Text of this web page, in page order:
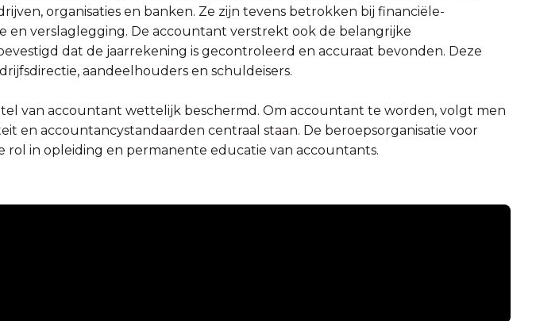
organisaties en banken. Ze zijn tevens betrokken bij financiële-
en verslaglegging. De accountant verstrekt ook de belangrijke
dat de jaarrekening is gecontroleerd en accuraat bevonden. Deze
aandeelhouders en schuldeisers.
van accountant wettelijk beschermd. Om accountant te worden, volgt men
en accountancystandaarden centraal staan. De beroepsorganisatie voor
rol in opleiding en permanente educatie van accountants.